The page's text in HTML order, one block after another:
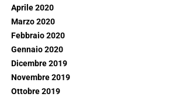
Aprile 2020
Marzo 2020
Febbraio 2020
Gennaio 2020
Dicembre 2019
Novembre 2019
Ottobre 2019